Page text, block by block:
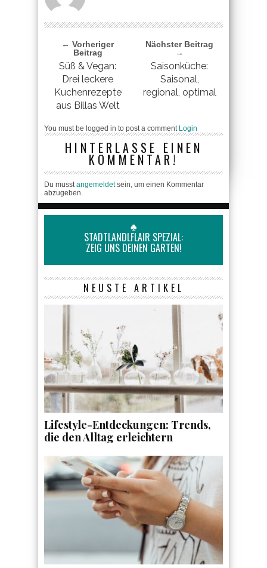
← Vorheriger
Beitrag
Süß & Vegan:
Drei leckere
Kuchenrezepte
aus Billas Welt
Nächster Beitrag
→
Saisonküche:
Saisonal,
regional, optimal
You must be logged in to post a comment Login
HINTERLASSE EINEN
KOMMENTAR!
Du musstangemeldetsein, um einen Kommentar
abzugeben.
♣
STADTLANDLFLAIR SPEZIAL:
ZEIG UNS DEINEN GARTEN!
NEUSTE ARTIKEL
Lifestyle-Entdeckungen: Trends,
die den Alltag erleichtern